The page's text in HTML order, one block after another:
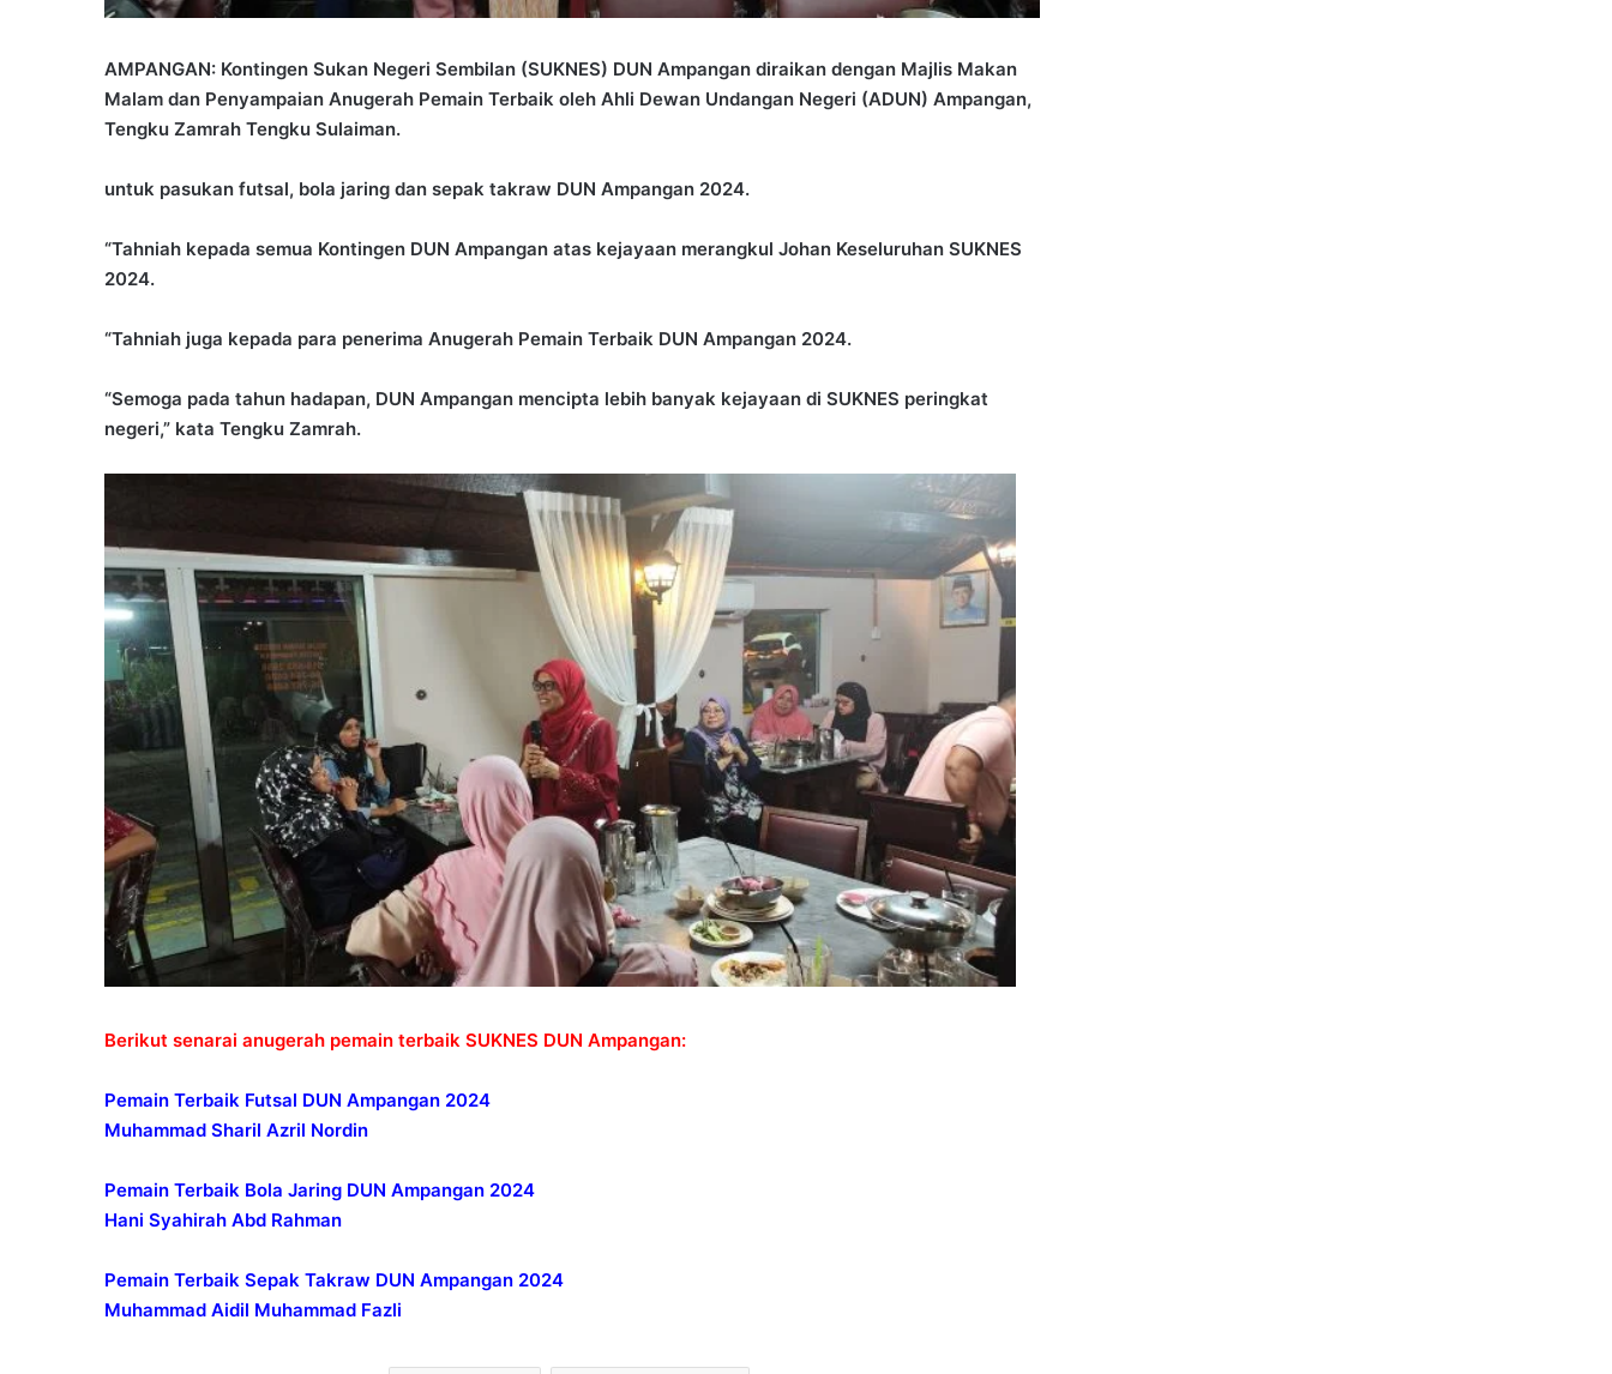
AMPANGAN: Kontingen Sukan Negeri Sembilan (SUKNES) DUN Ampangan diraikan dengan Majlis Makan
Malam dan Penyampaian Anugerah Pemain Terbaik oleh Ahli Dewan Undangan Negeri (ADUN) Ampangan,
Tengku Zamrah Tengku Sulaiman.
untuk pasukan futsal, bola jaring dan sepak takraw DUN Ampangan 2024.
“Tahniah kepada semua Kontingen DUN Ampangan atas kejayaan merangkul Johan Keseluruhan SUKNES
2024.
“Tahniah juga kepada para penerima Anugerah Pemain Terbaik DUN Ampangan 2024.
“Semoga pada tahun hadapan, DUN Ampangan mencipta lebih banyak kejayaan di SUKNES peringkat
negeri,” kata Tengku Zamrah.
Berikut senarai anugerah pemain terbaik SUKNES DUN Ampangan:
Pemain Terbaik Futsal DUN Ampangan 2024
Muhammad Sharil Azril Nordin
Pemain Terbaik Bola Jaring DUN Ampangan 2024
Hani Syahirah Abd Rahman
Pemain Terbaik Sepak Takraw DUN Ampangan 2024
Muhammad Aidil Muhammad Fazli